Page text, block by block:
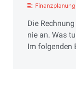
Finanzplanung
Die
nie an. Was
Im folgenden